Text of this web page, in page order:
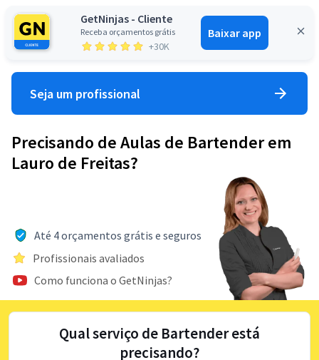
GetNinjas - Cliente
Receba orçamentos grátis
+30K
Baixar app
Entrar
Seja um profissional
Precisando de Aulas de Bartender em
Lauro de Freitas?
Até 4 orçamentos grátis e seguros
Profissionais avaliados
Como funciona o GetNinjas?
Qual serviço de Bartender está
precisando?